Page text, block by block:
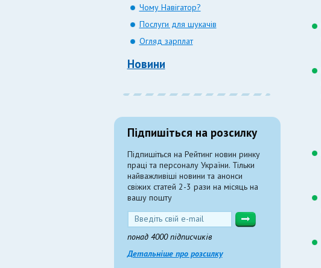
Чому Навігатор?
Послуги для шукачів
Огляд зарплат
Новини
Підпишіться на розсилку
Підпишіться на Рейтинг новин ринку
праці та персоналу України. Тільки
найважливіші новини та анонси
свіжих статей 2-3 рази на місяць на
вашу пошту
понад 4000 підписчиків
Детальніше про розсилку